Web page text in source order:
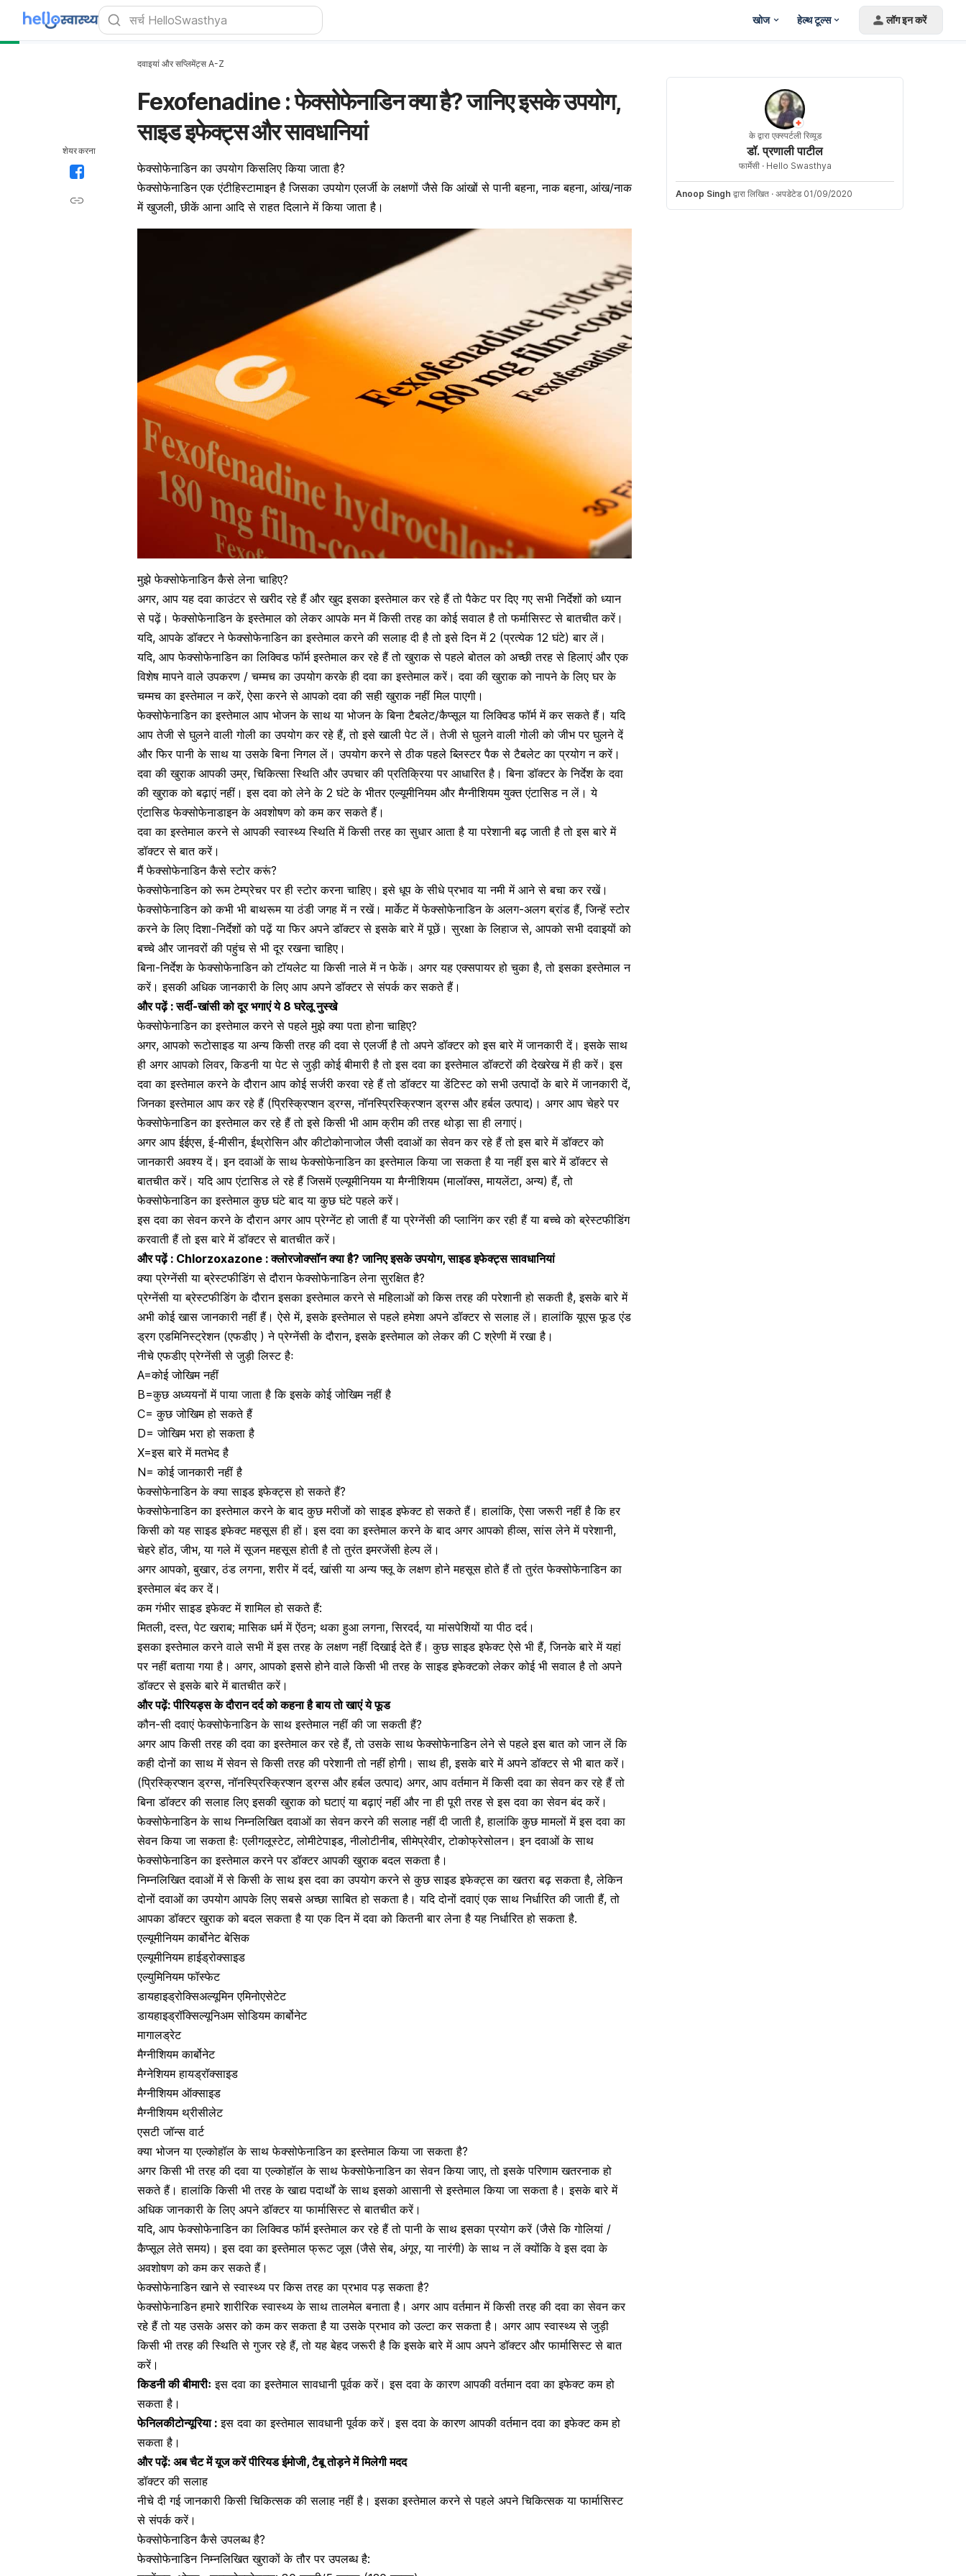
खोज हेल्थ टूल्स लॉग इन करें
शेयर करना
दवाइयां और सप्लिमेंट्स A-Z
Fexofenadine : फेक्सोफेनाडिन क्या है? जानिए इसके उपयोग,
साइड इफेक्ट्स और सावधानियां
फेक्सोफेनाडिन का उपयोग किसलिए किया जाता है?
फेक्सोफेनाडिन एक एंटीहिस्टामाइन है जिसका उपयोग एलर्जी के लक्षणों जैसे कि आंखों से पानी बहना, नाक बहना, आंख/नाक
में खुजली, छीकें आना आदि से राहत दिलाने में किया जाता है।
मुझे फेक्सोफेनाडिन कैसे लेना चाहिए?
अगर, आप यह दवा काउंटर से खरीद रहे हैं और खुद इसका इस्तेमाल कर रहे हैं तो पैकेट पर दिए गए सभी निर्देशों को ध्यान
से पढ़ें। फेक्सोफेनाडिन के इस्तेमाल को लेकर आपके मन में किसी तरह का कोई सवाल है तो फर्मासिस्ट से बातचीत करें।
यदि, आपके डॉक्टर ने फेक्सोफेनाडिन का इस्तेमाल करने की सलाह दी है तो इसे दिन में 2 (प्रत्येक 12 घंटे) बार लें।
यदि, आप फेक्सोफेनाडिन का लिक्विड फॉर्म इस्तेमाल कर रहे हैं तो खुराक से पहले बोतल को अच्छी तरह से हिलाएं और एक
विशेष मापने वाले उपकरण / चम्मच का उपयोग करके ही दवा का इस्तेमाल करें। दवा की खुराक को नापने के लिए घर के
चम्मच का इस्तेमाल न करें, ऐसा करने से आपको दवा की सही खुराक नहीं मिल पाएगी।
फेक्सोफेनाडिन का इस्तेमाल आप भोजन के साथ या भोजन के बिना टैबलेट/कैप्सूल या लिक्विड फॉर्म में कर सकते हैं। यदि
आप तेजी से घुलने वाली गोली का उपयोग कर रहे हैं, तो इसे खाली पेट लें। तेजी से घुलने वाली गोली कोजीभपर घुलने दें
और फिर पानी के साथ या उसके बिना निगल लें। उपयोग करने से ठीक पहले ब्लिस्टर पैक से टैबलेट का प्रयोग न करें।
दवा की खुराक आपकी उम्र, चिकित्सा स्थिति और उपचार की प्रतिक्रिया पर आधारित है। बिना डॉक्टर के निर्देश के दवा
की खुराक को बढ़ाएं नहीं। इस दवा को लेने के 2 घंटे के भीतर एल्यूमीनियम और मैग्नीशियम युक्त एंटासिड न लें। ये
एंटासिड फेक्सोफेनाडाइन के अवशोषण को कम कर सकते हैं।
दवा का इस्तेमाल करने से आपकी स्वास्थ्य स्थिति में किसी तरह का सुधार आता है या परेशानी बढ़ जाती है तो इस बारे में
डॉक्टर से बात करें।
मैं फेक्सोफेनाडिन कैसे स्टोर करूं?
फेक्सोफेनाडिन को रूम टेम्प्रेचर पर ही स्टोर करना चाहिए। इसे धूप के सीधे प्रभाव या नमी में आने से बचा कर रखें।
फेक्सोफेनाडिन को कभी भी बाथरूम या ठंडी जगह में न रखें। मार्केट में फेक्सोफेनाडिन के अलग-अलग ब्रांड हैं, जिन्हें स्टोर
करने के लिए दिशा-निर्देशों को पढ़ें या फिर अपने डॉक्टर से इसके बारे में पूछें। सुरक्षा के लिहाज से, आपको सभी दवाइयों को
बच्चे और जानवरों की पहुंच से भी दूर रखना चाहिए।
बिना-निर्देश के फेक्सोफेनाडिन को टॉयलेट या किसी नाले में न फेकें। अगर यह एक्सपायर हो चुका है, तो इसका इस्तेमाल न
करें। इसकी अधिक जानकारी के लिए आप अपने डॉक्टर से संपर्क कर सकते हैं।
और पढ़ें :सर्दी-खांसी को दूर भगाएं ये 8 घरेलू नुस्खे
फेक्सोफेनाडिन का इस्तेमाल करने से पहले मुझे क्या पता होना चाहिए?
अगर, आपको रूटोसाइड या अन्य किसी तरह की दवा से एलर्जी है तो अपने डॉक्टर को इस बारे में जानकारी दें। इसके साथ
ही अगर आपको लिवर,किडनी यापेट से जुड़ी कोई बीमारी है तो इस दवा का इस्तेमाल डॉक्टरों की देखरेख में ही करें। इस
दवा का इस्तेमाल करने के दौरान आप कोई सर्जरी करवा रहे हैं तो डॉक्टर या डेंटिस्ट को सभी उत्पादों के बारे में जानकारी दें,
जिनका इस्तेमाल आप कर रहे हैं (प्रिस्क्रिप्शन ड्रग्स, नॉनस्प्रिस्क्रिप्शन ड्रग्स और हर्बल उत्पाद)। अगर आप चेहरे पर
फेक्सोफेनाडिन का इस्तेमाल कर रहे हैं तो इसे किसी भी आम क्रीम की तरह थोड़ा सा ही लगाएं।
अगर आप ईईएस, ई-मीसीन, ईथ्रोसिन और कीटोकोनाजोल जैसी दवाओं का सेवन कर रहे हैं तो इस बारे में डॉक्टर को
जानकारी अवश्य दें। इन दवाओं के साथ फेक्सोफेनाडिन का इस्तेमाल किया जा सकता है या नहीं इस बारे में डॉक्टर से
बातचीत करें। यदि आप एंटासिड ले रहे हैं जिसमें एल्यूमीनियम या मैग्नीशियम (मालॉक्स, मायलेंटा, अन्य) हैं, तो
फेक्सोफेनाडिन का इस्तेमाल कुछ घंटे बाद या कुछ घंटे पहले करें।
इस दवा का सेवन करने के दौरान अगर आप प्रेग्नेंट हो जाती हैं याप्रेग्नेंसी की प्लानिंगकर रही हैं या बच्चे कोब्रेस्टफीडिंग
करवाती हैं तो इस बारे में डॉक्टर से बातचीत करें।
और पढ़ें : Chlorzoxazone : क्लोरजोक्सॉन क्या है? जानिए इसके उपयोग, साइड इफेक्ट्स सावधानियां
क्या प्रेग्नेंसी या ब्रेस्टफीडिंग से दौरान फेक्सोफेनाडिन लेना सुरक्षित है?
प्रेग्नेंसी याब्रेस्टफीडिंग के दौरानइसका इस्तेमाल करने से महिलाओं को किस तरह की परेशानी हो सकती है, इसके बारे में
अभी कोई खास जानकारी नहीं हैं। ऐसे में, इसके इस्तेमाल से पहले हमेशा अपने डॉक्टर से सलाह लें। हालांकि यूएस फूड एंड
ड्रग एडमिनिस्ट्रेशन (एफडीए ) नेप्रेग्नेंसी के दौरान, इसके इस्तेमाल को लेकर की C श्रेणी में रखा है।
नीचे एफडीए प्रेग्नेंसी से जुड़ी लिस्ट हैः
A=कोई जोखिम नहीं
B=कुछ अध्ययनों में पाया जाता है कि इसके कोई जोखिम नहीं है
C= कुछ जोखिम हो सकते हैं
D= जोखिम भरा हो सकता है
X=इस बारे में मतभेद है
N= कोई जानकारी नहीं है
फेक्सोफेनाडिन के क्या साइड इफेक्ट्स हो सकते हैं?
फेक्सोफेनाडिन का इस्तेमाल करने के बाद कुछ मरीजों को साइड इफेक्ट हो सकते हैं। हालांकि, ऐसा जरूरी नहीं है कि हर
किसी को यह साइड इफेक्ट महसूस ही हों। इस दवा का इस्तेमाल करने के बाद अगर आपको हीव्स, सांस लेने में परेशानी,
चेहरे होंठ, जीभ, या गले में सूजन महसूस होती है तो तुरंत इमरजेंसी हेल्प लें।
अगर आपको,बुखार, ठंड लगना, शरीर में दर्द, खांसी या अन्यफ्लू के लक्षण होने महसूस होते हैं तो तुरंत फेक्सोफेनाडिन का
इस्तेमाल बंद कर दें।
कम गंभीर साइड इफेक्ट में शामिल हो सकते हैं:
मितली,दस्त, पेट खराब; मासिक धर्म में ऐंठन; थका हुआ लगना,सिरदर्द, या मांसपेशियों या पीठ दर्द।
इसका इस्तेमाल करने वाले सभी में इस तरह के लक्षण नहीं दिखाई देते हैं। कुछ साइड इफेक्ट ऐसे भी हैं, जिनके बारे में यहां
पर नहीं बताया गया है। अगर, आपको इससे होने वाले किसी भी तरह के साइड इफेक्टको लेकर कोई भी सवाल है तो अपने
डॉक्टर से इसके बारे में बातचीत करें।
और पढ़ें:पीरियड्स के दौरान दर्द को कहना है बाय तो खाएं ये फूड
कौन-सी दवाएं फेक्सोफेनाडिन के साथ इस्तेमाल नहीं की जा सकती हैं?
अगर आप किसी तरह की दवा का इस्तेमाल कर रहे हैं, तो उसके साथ फेक्सोफेनाडिन लेने से पहले इस बात को जान लें कि
कही दोनों का साथ में सेवन से किसी तरह की परेशानी तो नहीं होगी। साथ ही, इसके बारे में अपने डॉक्टर से भी बात करें।
(प्रिस्क्रिप्शन ड्रग्स, नॉनस्प्रिस्क्रिप्शन ड्रग्स और हर्बल उत्पाद) अगर, आप वर्तमान में किसी दवा का सेवन कर रहे हैं तो
बिना डॉक्टर की सलाह लिए इसकी खुराक को घटाएं या बढ़ाएं नहीं और ना ही पूरी तरह से इस दवा का सेवन बंद करें।
फेक्सोफेनाडिन के साथ निम्नलिखित दवाओं का सेवन करने की सलाह नहीं दी जाती है, हालांकि कुछ मामलों में इस दवा का
सेवन किया जा सकता हैःएलीगलूस्टेट, लोमीटेपाइड, नीलोटीनीब, सीमेप्रेवीर, टोकोफ्रेसोलन। इन दवाओं के साथ
फेक्सोफेनाडिन का इस्तेमाल करने पर डॉक्टर आपकी खुराक बदल सकता है।
निम्नलिखित दवाओं में से किसी के साथ इस दवा का उपयोग करने से कुछ साइड इफेक्ट्स का खतरा बढ़ सकता है, लेकिन
दोनों दवाओं का उपयोग आपके लिए सबसे अच्छा साबित हो सकता है। यदि दोनों दवाएं एक साथ निर्धारित की जाती हैं, तो
आपका डॉक्टर खुराक को बदल सकता है या एक दिन में दवा को कितनी बार लेना है यह निर्धारित हो सकता है.
एल्यूमीनियम कार्बोनेट बेसिक
एल्यूमीनियम हाईड्रोक्साइड
एल्युमिनियम फॉस्फेट
डायहाइड्रोक्सिअल्यूमिन एमिनोएसेटेट
डायहाइड्रॉक्सिल्यूनिअम सोडियम कार्बोनेट
मागालड्रेट
मैग्नीशियम कार्बोनेट
मैग्नेशियम हायड्रॉक्साइड
मैग्नीशियम ऑक्साइड
मैग्नीशियम थ्रीसीलेट
एसटी जॉन्स वार्ट
क्या भोजन या एल्कोहॉल के साथ फेक्सोफेनाडिन का इस्तेमाल किया जा सकता है?
अगर किसी भी तरह की दवा या एल्कोहॉल के साथ फेक्सोफेनाडिन का सेवन किया जाए, तो इसके परिणाम खतरनाक हो
सकते हैं। हालांकि किसी भी तरह के खाद्य पदार्थों के साथ इसको आसानी से इस्तेमाल किया जा सकता है। इसके बारे में
अधिक जानकारी के लिए अपने डॉक्टर या फार्मासिस्ट से बातचीत करें।
यदि, आप फेक्सोफेनाडिन का लिक्विड फॉर्म इस्तेमाल कर रहे हैं तो पानी के साथ इसका प्रयोग करें (जैसे कि गोलियां /
कैप्सूल लेते समय)। इस दवा का इस्तेमाल फ्रूट जूस (जैसे सेब, अंगूर, यानारंगी) के साथ न लें क्योंकि वे इस दवा के
अवशोषण को कम कर सकते हैं।
फेक्सोफेनाडिन खाने से स्वास्थ्य पर किस तरह का प्रभाव पड़ सकता है?
फेक्सोफेनाडिन हमारे शारीरिक स्वास्थ्य के साथ तालमेल बनाता है। अगर आप वर्तमान में किसी तरह की दवा का सेवन कर
रहे हैं तो यह उसके असर को कम कर सकता है या उसके प्रभाव को उल्टा कर सकता है। अगर आप स्वास्थ्य से जुड़ी
किसी भी तरह की स्थिति से गुजर रहे हैं, तो यह बेहद जरूरी है कि इसके बारे में आप अपने डॉक्टर और फार्मासिस्ट से बात
करें।
किडनी की बीमारीः इस दवा का इस्तेमाल सावधानी पूर्वक करें। इस दवा के कारण आपकी वर्तमान दवा का इफेक्ट कम हो
सकता है।
फेनिलकीटोन्यूरिया : इस दवा का इस्तेमाल सावधानी पूर्वक करें। इस दवा के कारण आपकी वर्तमान दवा का इफेक्ट कम हो
सकता है।
और पढ़ें: अब चैट में यूज करें पीरियड ईमोजी, टैबू तोड़ने में मिलेगी मदद
डॉक्टर की सलाह
नीचे दी गई जानकारी किसी चिकित्सक की सलाह नहीं है। इसका इस्तेमाल करने से पहले अपने चिकित्सक या फार्मासिस्ट
से संपर्क करें।
फेक्सोफेनाडिन कैसे उपलब्ध है?
फेक्सोफेनाडिन निम्नलिखित खुराकों के तौर पर उपलब्ध है:
के द्वारा एक्स्पर्टली रिव्यूड
डॉ. प्रणाली पाटील
फार्मेसी · Hello Swasthya
Anoop Singh द्वारा लिखित · अपडेटेड 01/09/2020